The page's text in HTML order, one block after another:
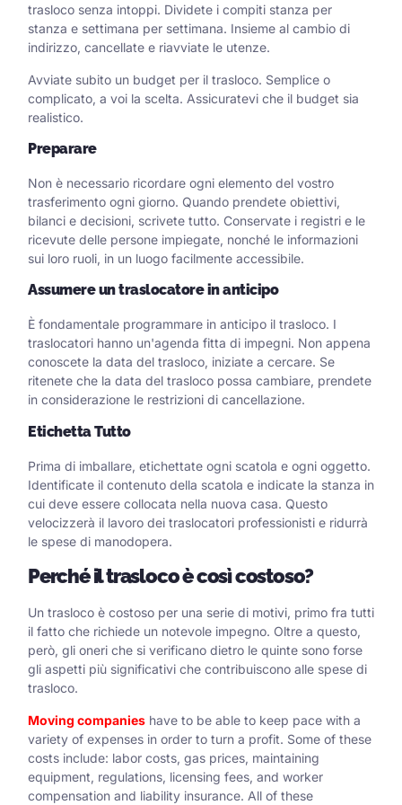
trasloco senza intoppi. Dividete i compiti stanza per
stanza e settimana per settimana. Insieme al cambio di
indirizzo, cancellate e riavviate le utenze.
Avviate subito un budget per il trasloco. Semplice o
complicato, a voi la scelta. Assicuratevi che il budget sia
realistico.
Preparare
Non è necessario ricordare ogni elemento del vostro
trasferimento ogni giorno. Quando prendete obiettivi,
bilanci e decisioni, scrivete tutto. Conservate i registri e le
ricevute delle persone impiegate, nonché le informazioni
sui loro ruoli, in un luogo facilmente accessibile.
Assumere un traslocatore in anticipo
È fondamentale programmare in anticipo il trasloco. I
traslocatori hanno un'agenda fitta di impegni. Non appena
conoscete la data del trasloco, iniziate a cercare. Se
ritenete che la data del trasloco possa cambiare, prendete
in considerazione le restrizioni di cancellazione.
Etichetta Tutto
Prima di imballare, etichettate ogni scatola e ogni oggetto.
Identificate il contenuto della scatola e indicate la stanza in
cui deve essere collocata nella nuova casa. Questo
velocizzerà il lavoro dei traslocatori professionisti e ridurrà
le spese di manodopera.
Perché il trasloco è così costoso?
Un trasloco è costoso per una serie di motivi, primo fra tutti
il fatto che richiede un notevole impegno. Oltre a questo,
però, gli oneri che si verificano dietro le quinte sono forse
gli aspetti più significativi che contribuiscono alle spese di
trasloco.
Moving companies have to be able to keep pace with a
variety of expenses in order to turn a profit. Some of these
costs include: labor costs, gas prices, maintaining
equipment, regulations, licensing fees, and worker
compensation and liability insurance. All of these